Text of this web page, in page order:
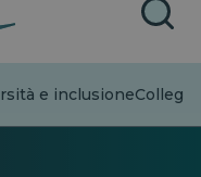
e inclusione